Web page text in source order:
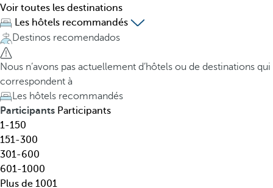
,
d
e
s
t
i
n
a
t
i
o
n
,
i
n
g
t
h
e
d
o
w
n
a
r
r
Voir toutes les destinations
Les hôtels recommandés
Destinos recomendados
Nous n’avons pas actuellement d’hôtels ou de destinations qui
correspondent à
Les hôtels recommandés
Participants Participants
1-150
151-300
301-600
601-1000
Plus de 1001